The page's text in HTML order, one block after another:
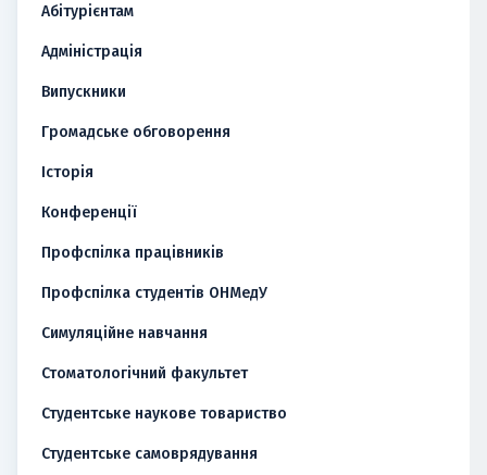
Абітурієнтам
Адміністрація
Випускники
Громадське обговорення
Історія
Конференції
Профспілка працівників
Профспілка студентів ОНМедУ
Симуляційне навчання
Стоматологічний факультет
Студентське наукове товариство
Студентське самоврядування